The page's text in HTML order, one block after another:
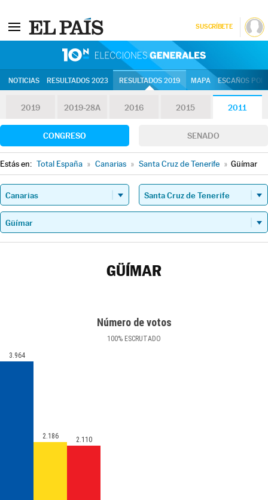
SUSCRÍBETE
NOTICIAS RESULTADOS 2023 RESULTADOS 2019 MAPA ESCAÑOS
2019 2019-28A 2016 2015 2011
CONGRESO SENADO
Estás en: Total España » Canarias » Santa Cruz de Tenerife » Güímar
GÜÍMAR
Número de votos
100% ESCRUTADO
3.964
2.186 2.110